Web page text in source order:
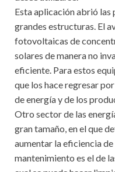
Esta aplicación abrió las
grandes estructuras. El
fotovoltaicas de
solares de manera no
eficiente. Para estos
que los hace regresar
de energía y de los
Otro sector de las
gran tamaño, en el que
aumentar la eficiencia
mantenimiento es el de